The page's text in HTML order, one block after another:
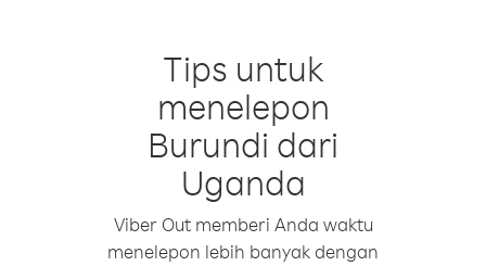
Tips untuk
menelepon
Burundi dari
Uganda
Viber Out memberi Anda waktu
menelepon lebih banyak dengan